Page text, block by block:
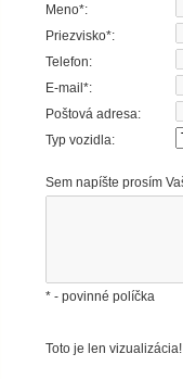
Meno*:
Priezvisko*:
Telefon:
E-mail*:
Poštová adresa:
Typ vozidla:
Sem napíšte prosím
* - povinné políčka
Toto je len